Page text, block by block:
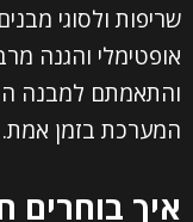
שריפות ולסוגי
אופטימלי והגנה
והתאמתם למבנה
המערכת בזמן אמת.
איך